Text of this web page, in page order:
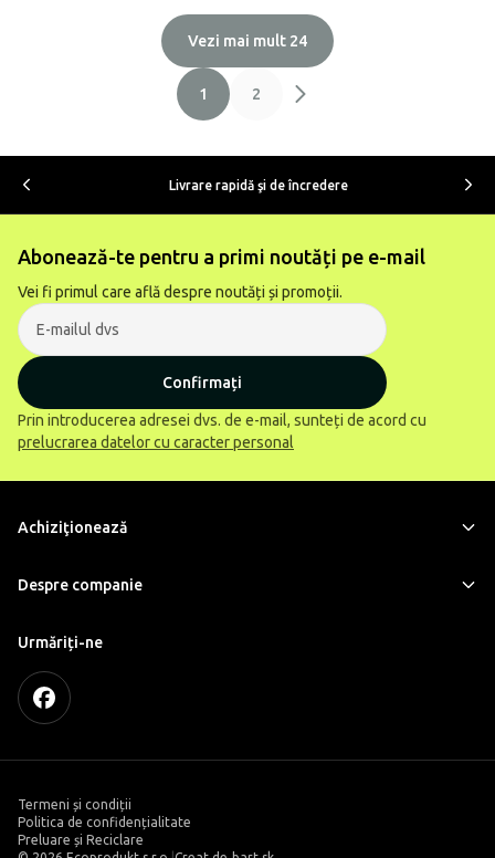
1 2
Vezi mai mult 24
Livrare rapidă şi de încredere
Abonează-te pentru a primi noutăți pe e-mail
Vei fi primul care află despre noutăți și promoții.
Confirmați
Prin introducerea adresei dvs. de e-mail, sunteți de acord cu
prelucrarea datelor cu caracter personal
Achiziţionează
Despre companie
Urmăriți-ne
Termeni și condiții
Politica de confidențialitate
Preluare și Reciclare